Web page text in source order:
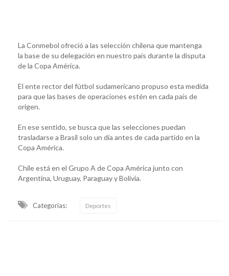
La Conmebol ofreció a las selección chilena que mantenga
la base de su delegación en nuestro país durante la disputa
de la Copa América.
El ente rector del fútbol sudamericano propuso esta medida
para que las bases de operaciones estén en cada país de
origen.
En ese sentido, se busca que las selecciones puedan
trasladarse a Brasil solo un día antes de cada partido en la
Copa América.
Chile está en el Grupo A de Copa América junto con
Argentina, Uruguay, Paraguay y Bolivia.
Categorias: Deportes